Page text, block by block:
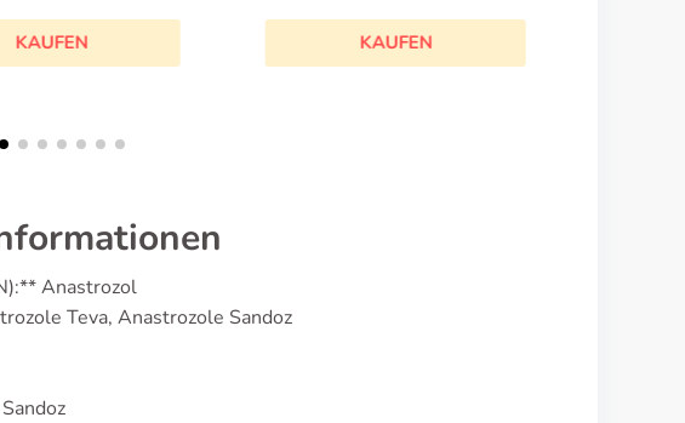
KAUFEN KAUFEN
Anastrozol
Teva, Anastrozole Sandoz